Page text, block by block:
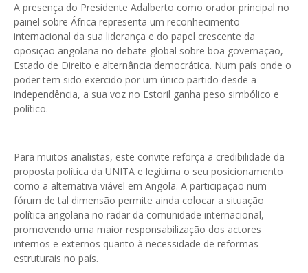
A presença do Presidente Adalberto como orador principal no
painel sobre África representa um reconhecimento
internacional da sua liderança e do papel crescente da
oposição angolana no debate global sobre boa governação,
Estado de Direito e alternância democrática. Num país onde o
poder tem sido exercido por um único partido desde a
independência, a sua voz no Estoril ganha peso simbólico e
político.
Para muitos analistas, este convite reforça a credibilidade da
proposta política da UNITA e legitima o seu posicionamento
como a alternativa viável em Angola. A participação num
fórum de tal dimensão permite ainda colocar a situação
política angolana no radar da comunidade internacional,
promovendo uma maior responsabilização dos actores
internos e externos quanto à necessidade de reformas
estruturais no país.